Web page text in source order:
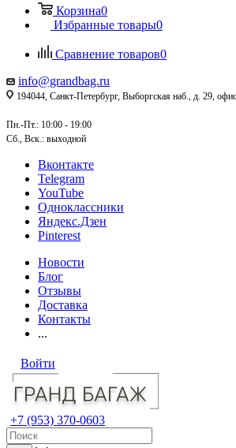
Корзина0
Избранные товары0
Сравнение товаров0
info@grandbag.ru
194044, Санкт-Петербург, Выборгская наб., д. 29,
Пн.-Пт.: 10:00 - 19:00
Сб., Вск.: выходной
Вконтакте
Telegram
YouTube
Одноклассники
Яндекс.Дзен
Pinterest
Новости
Блог
Отзывы
Доставка
Контакты
...
Войти
+7 (953) 370-0603